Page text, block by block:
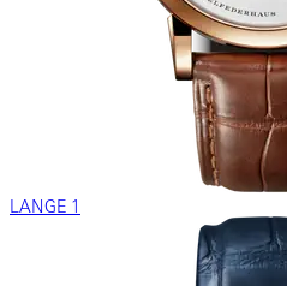
LANGE 1